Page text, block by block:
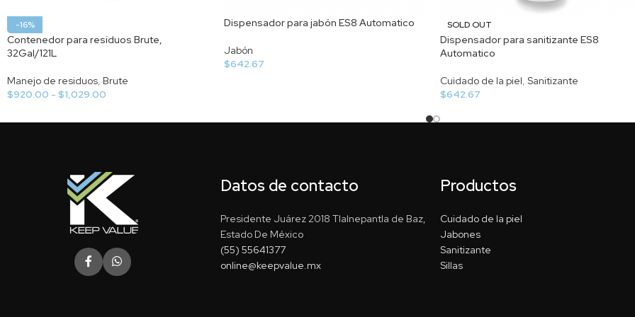
-16%
Contenedor para residuos Brute,
32Gal/121L
Manejo de residuos, Brute
$920.00 - $1,029.00
Dispensador para jabón ES8 Automatico
Jabón
$642.67
SOLD OUT
Dispensador para sanitizante ES8
Automatico
Cuidado de la piel, Sanitizante
$642.67
Datos de contacto
Presidente Juárez 2018 Tlalnepantla de Baz,
Estado De México
(55) 55641377
online@keepvalue.mx
Productos
Cuidado de la piel
Jabones
Sanitizante
Sillas